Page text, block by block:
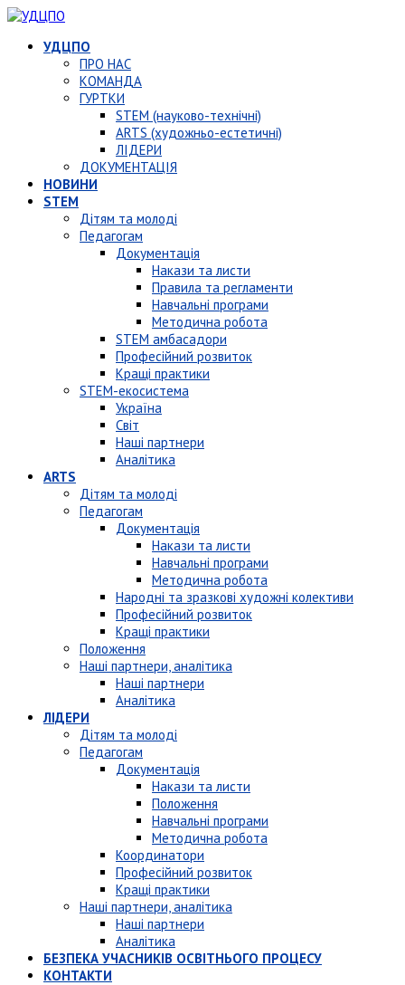
УДЦПО
ПРО НАС
КОМАНДА
ГУРТКИ
STEM (науково-технічні)
ARTS (художньо-естетичні)
ЛІДЕРИ
ДОКУМЕНТАЦІЯ
НОВИНИ
STEM
Дітям та молоді
Педагогам
Документація
Накази та листи
Правила та регламенти
Навчальні програми
Методична робота
STEM амбасадори
Професійний розвиток
Кращі практики
STEM-екосистема
Україна
Світ
Наші партнери
Аналітика
ARTS
Дітям та молоді
Педагогам
Документація
Накази та листи
Навчальні програми
Методична робота
Народні та зразкові художні колективи
Професійний розвиток
Кращі практики
Положення
Наші партнери, аналітика
Наші партнери
Аналітика
ЛІДЕРИ
Дітям та молоді
Педагогам
Документація
Накази та листи
Положення
Навчальні програми
Методична робота
Координатори
Професійний розвиток
Кращі практики
Наші партнери, аналітика
Наші партнери
Аналітика
БЕЗПЕКА УЧАСНИКІВ ОСВІТНЬОГО ПРОЦЕСУ
КОНТАКТИ